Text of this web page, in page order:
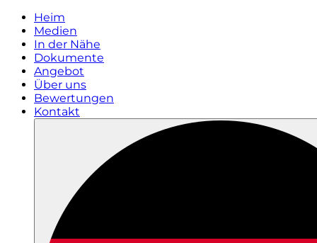
Heim
Medien
In der Nähe
Dokumente
Angebot
Über uns
Bewertungen
Kontakt